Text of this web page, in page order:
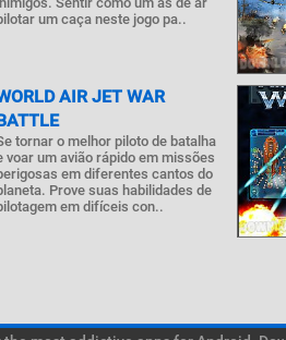
um caça neste jogo pa..
AIR JET WAR
tornar o melhor piloto de batalha
voar um avião rápido em missões
em diferentes cantos do
Prove suas habilidades de
em difíceis con..